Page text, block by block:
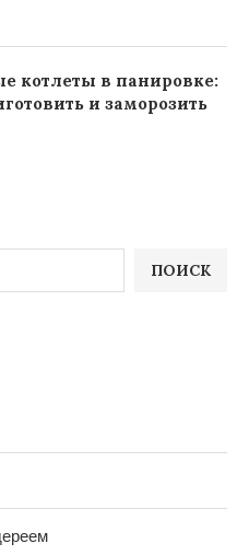
ПОИСК
котлеты в панировке:
и заморозить